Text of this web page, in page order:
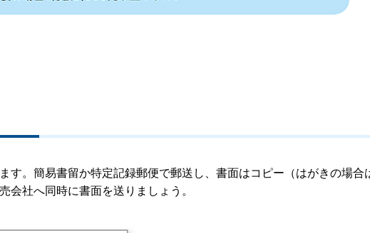
す。簡易書留か特定記録郵便で郵送し、書面はコピー（はがきの場
社へ同時に書面を送りましょう。